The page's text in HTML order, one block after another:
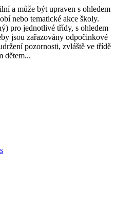
a může být upraven s ohledem
nebo tematické akce školy.
pro jednotlivé třídy, s ohledem
jsou zařazovány odpočinkové
pozornosti, zvláště ve třídě
dětem...